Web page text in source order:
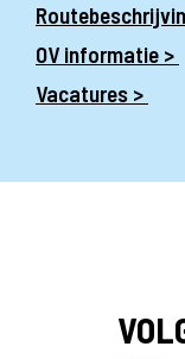
OV informatie >
Vacatures >